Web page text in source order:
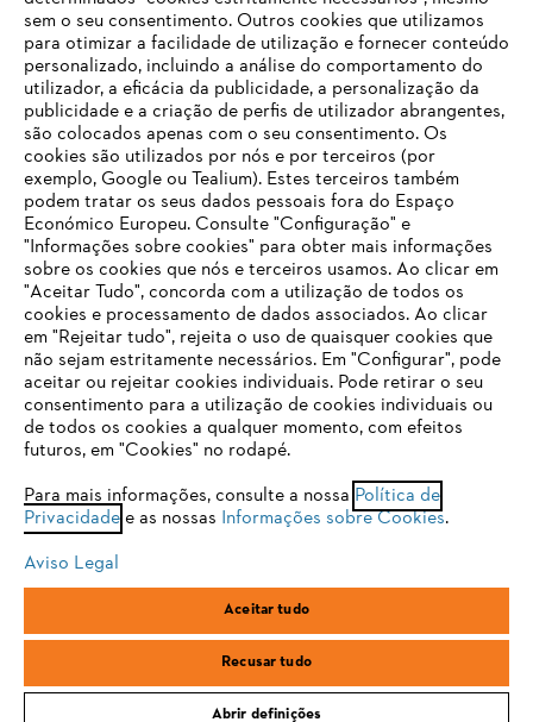
Empresa
FAQs Loja Online
Contacto
Condições gerais de venda Proteção de Dados
Sobre nós
R.C.Emp. Ed.3-P.0-Lj.2
O SEU NAVEGADOR NÃO SUPORTA
ESTE WEBSITE
Está utilizar um navegador que ainda não suportamos. Para
obter o melhor uso de nosso site, recomendamos que altere
para um dos seguintes navegadores:
firefox chrome
safari edge
sem o seu consentimento. Outros cookies que utilizamos
para otimizar a facilidade de utilização e fornecer conteúdo
personalizado, incluindo a análise do comportamento do
utilizador, a eficácia da publicidade, a personalização da
publicidade e a criação de perfis de utilizador abrangentes,
são colocados apenas com o seu consentimento. Os
cookies são utilizados por nós e por terceiros (por
exemplo, Google ou Tealium). Estes terceiros também
podem tratar os seus dados pessoais fora do Espaço
Económico Europeu. Consulte "Configuração" e
"Informações sobre cookies" para obter mais informações
sobre os cookies que nós e terceiros usamos. Ao clicar em
"Aceitar Tudo", concorda com a utilização de todos os
cookies e processamento de dados associados. Ao clicar
em "Rejeitar tudo", rejeita o uso de quaisquer cookies que
não sejam estritamente necessários. Em "Configurar", pode
aceitar ou rejeitar cookies individuais. Pode retirar o seu
consentimento para a utilização de cookies individuais ou
de todos os cookies a qualquer momento, com efeitos
futuros, em "Cookies" no rodapé.
Para mais informações, consulte a nossa Política de
Privacidadee as nossas Informações sobre Cookies.
Aviso Legal
Aceitar tudo
Recusar tudo
Abrir definições